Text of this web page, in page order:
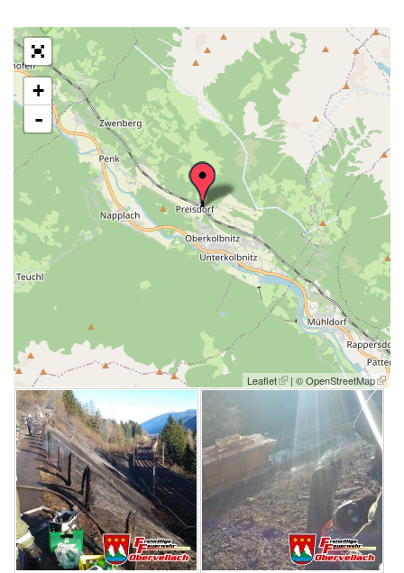
+
-
Leaflet | ©OpenStreetMap